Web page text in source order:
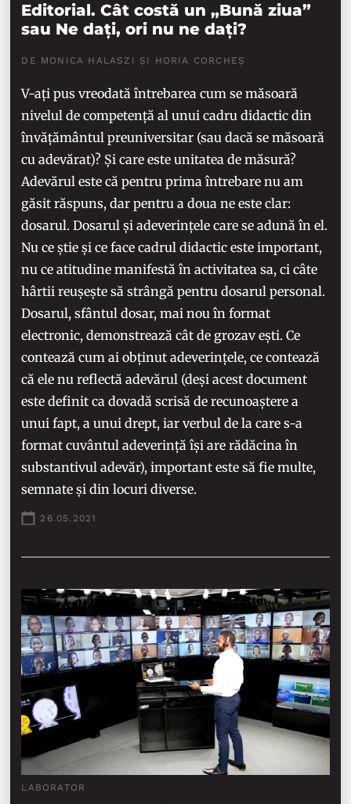
Editorial. Cât costă un „Bună ziua”
sau Ne dați, ori nu ne dați?
DE MONICA HALASZI ȘI HORIA CORCHEȘ
V-ați pus vreodată întrebarea cum se măsoară
nivelul de competență al unui cadru didactic din
învățământul preuniversitar (sau dacă se măsoară
cu adevărat)? Și care este unitatea de măsură?
Adevărul este că pentru prima întrebare nu am
găsit răspuns, dar pentru a doua ne este clar:
dosarul. Dosarul și adeverințele care se adună în el.
Nu ce știe și ce face cadrul didactic este important,
nu ce atitudine manifestă în activitatea sa, ci câte
hârtii reușește să strângă pentru dosarul personal.
Dosarul, sfântul dosar, mai nou în format
electronic, demonstrează cât de grozav ești. Ce
contează cum ai obținut adeverințele, ce contează
că ele nu reflectă adevărul (deși acest document
este definit ca dovadă scrisă de recunoaștere a
unui fapt, a unui drept, iar verbul de la care s-a
format cuvântul adeverință își are rădăcina în
substantivul adevăr), important este să fie multe,
semnate și din locuri diverse.
26.05.2021
LABORATOR